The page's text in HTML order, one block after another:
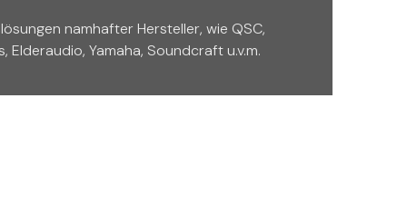
namhafter Hersteller, wie QSC,
Elderaudio, Yamaha, Soundcraft u.v.m.